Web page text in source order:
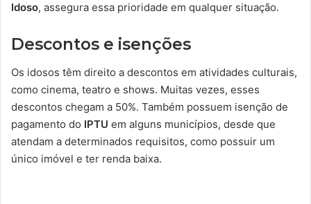
Idoso, assegura essa prioridade em qualquer situação.
Descontos e isenções
Os idosos têm direito a descontos em atividades culturais,
como cinema, teatro e shows. Muitas vezes, esses
descontos chegam a 50%. Também possuem isenção de
pagamento do IPTU em alguns municípios, desde que
atendam a determinados requisitos, como possuir um
único imóvel e ter renda baixa.